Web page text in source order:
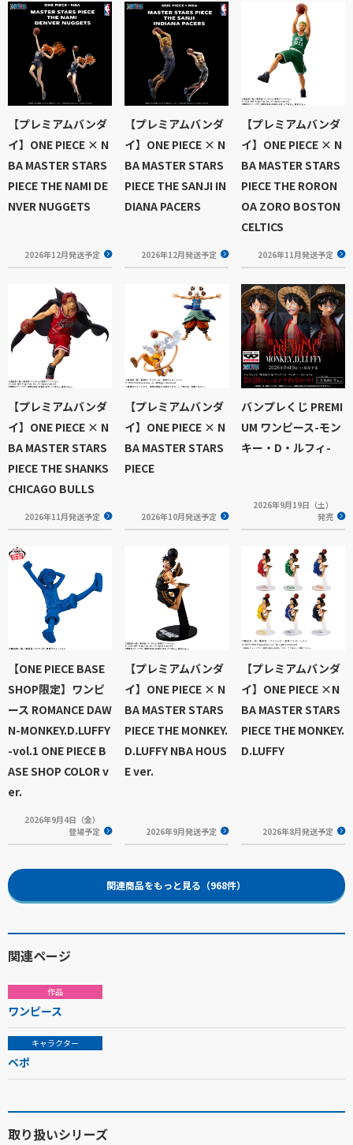
【プレミアムバンダ
イ】ONE PIECE × N
BA MASTER STARS
PIECE THE NAMI DE
NVER NUGGETS
2026年12月発送予定
【プレミアムバンダ
イ】ONE PIECE × N
BA MASTER STARS
PIECE THE SANJI IN
DIANA PACERS
2026年12月発送予定
【プレミアムバンダ
イ】ONE PIECE × N
BA MASTER STARS
PIECE THE RORON
OA ZORO BOSTON
CELTICS
2026年11月発送予定
【プレミアムバンダ
イ】ONE PIECE × N
BA MASTER STARS
PIECE THE SHANKS
CHICAGO BULLS
2026年11月発送予定
【プレミアムバンダ
イ】ONE PIECE × N
BA MASTER STARS
PIECE
2026年10月発送予定
バンプレくじ PREMI
UM ワンピース-モン
キー・D・ルフィ-
2026年9月19日（土）
発売
【ONE PIECE BASE
SHOP限定】ワンピ
ース ROMANCE DAW
N-MONKEY.D.LUFFY
-vol.1 ONE PIECE B
ASE SHOP COLOR v
er.
2026年9月4日（金）
登場予定
【プレミアムバンダ
イ】ONE PIECE × N
BA MASTER STARS
PIECE THE MONKEY.
D.LUFFY NBA HOUS
E ver.
2026年9月発送予定
【プレミアムバンダ
イ】ONE PIECE ×N
BA MASTER STARS
PIECE THE MONKEY.
D.LUFFY
2026年8月発送予定
関連商品をもっと見る（968件）
関連ページ
作品
ワンピース
キャラクター
ベポ
取り扱いシリーズ